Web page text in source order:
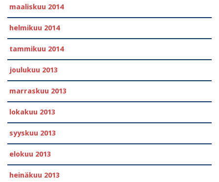
maaliskuu 2014
helmikuu 2014
tammikuu 2014
joulukuu 2013
marraskuu 2013
lokakuu 2013
syyskuu 2013
elokuu 2013
heinäkuu 2013